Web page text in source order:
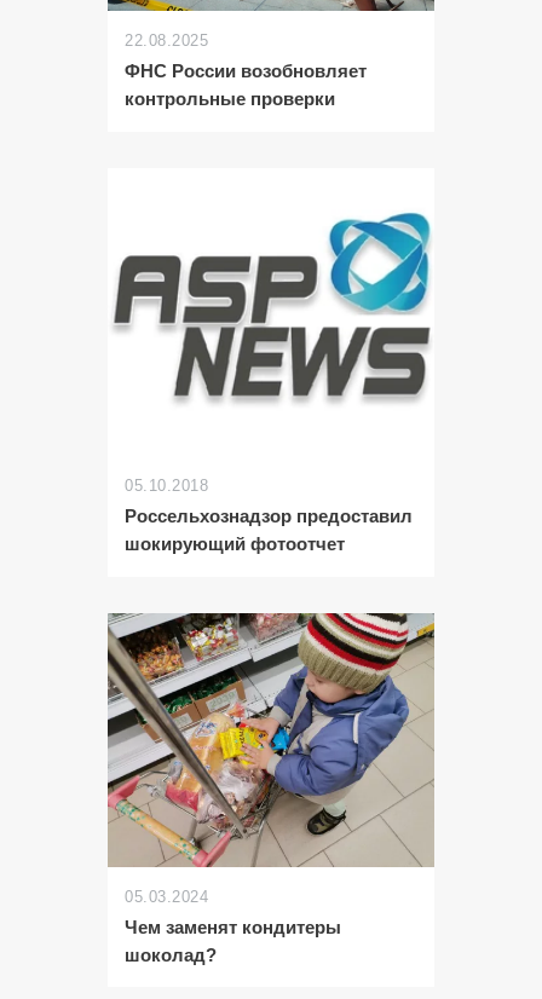
22.08.2025
ФНС России возобновляет
контрольные проверки
05.10.2018
Россельхознадзор предоставил
шокирующий фотоотчет
05.03.2024
Чем заменят кондитеры
шоколад?